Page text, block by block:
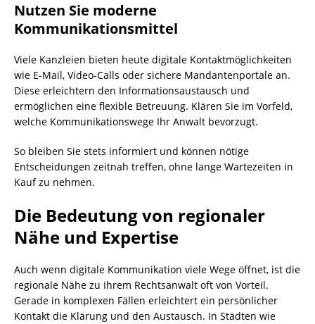
Nutzen Sie moderne
Kommunikationsmittel
Viele Kanzleien bieten heute digitale Kontaktmöglichkeiten
wie E-Mail, Video-Calls oder sichere Mandantenportale an.
Diese erleichtern den Informationsaustausch und
ermöglichen eine flexible Betreuung. Klären Sie im Vorfeld,
welche Kommunikationswege Ihr Anwalt bevorzugt.
So bleiben Sie stets informiert und können nötige
Entscheidungen zeitnah treffen, ohne lange Wartezeiten in
Kauf zu nehmen.
Die Bedeutung von regionaler
Nähe und Expertise
Auch wenn digitale Kommunikation viele Wege öffnet, ist die
regionale Nähe zu Ihrem Rechtsanwalt oft von Vorteil.
Gerade in komplexen Fällen erleichtert ein persönlicher
Kontakt die Klärung und den Austausch. In Städten wie